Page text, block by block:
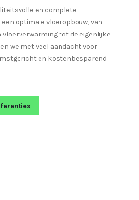
en complete
optimale vloeropbouw, van
vloerverwarming tot de eigenlijke
we met veel aandacht voor
en kostenbesparend